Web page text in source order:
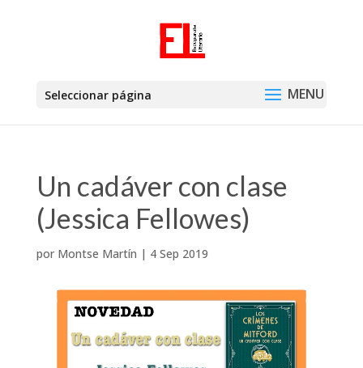
Seleccionar página
Un cadáver con clase
(Jessica Fellowes)
por Montse Martín | 4 Sep 2019